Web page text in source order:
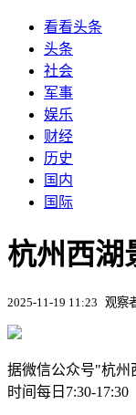
看看头条
头条
社会
军事
娱乐
财经
历史
国内
国际
杭州西湖
2025-11-19 11:23 观察
据微信公众号"杭州
时间每日7:30-17:30